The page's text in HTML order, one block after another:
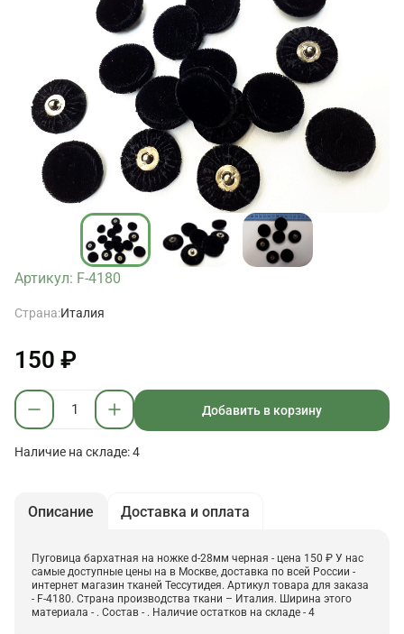
Артикул: F-4180
Страна:Италия
150 ₽
Добавить в корзину
Наличие на складе: 4
Описание Доставка и оплата
Пуговица бархатная на ножке d-28мм черная - цена 150 ₽ У нас
самые доступные цены на в Москве, доставка по всей России -
интернет магазин тканей Тессутидея. Артикул товара для заказа
- F-4180. Страна производства ткани – Италия. Ширина этого
материала - . Состав - . Наличие остатков на складе - 4